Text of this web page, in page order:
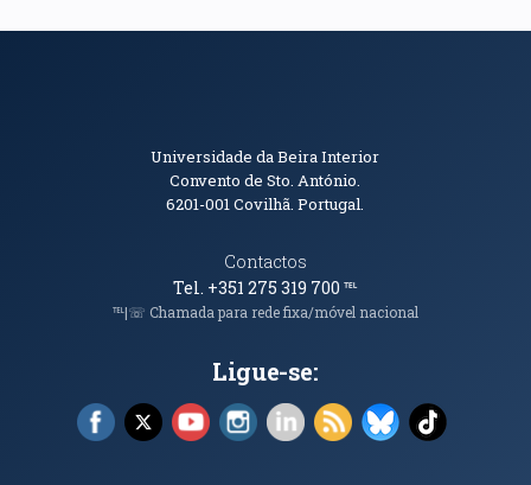
Informações de Contacto
Universidade da Beira Interior
Convento de Sto. António.
6201-001Covilhã. Portugal.
Contactos
Tel. +351 275 319 700℡
℡|☏ Chamada para rede fixa/móvel nacional
Ligue-se:
Facebook (abre em nova janela)
X (abre em nova janela)
YouTube (abre em nova janela)
Instagram (abre em nova janela)
LinkedIn (abre em nova
RSS (abre em nova
Bluesky (abre
TikTok